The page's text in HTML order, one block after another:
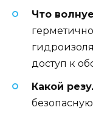
Что
доступ к
Какой